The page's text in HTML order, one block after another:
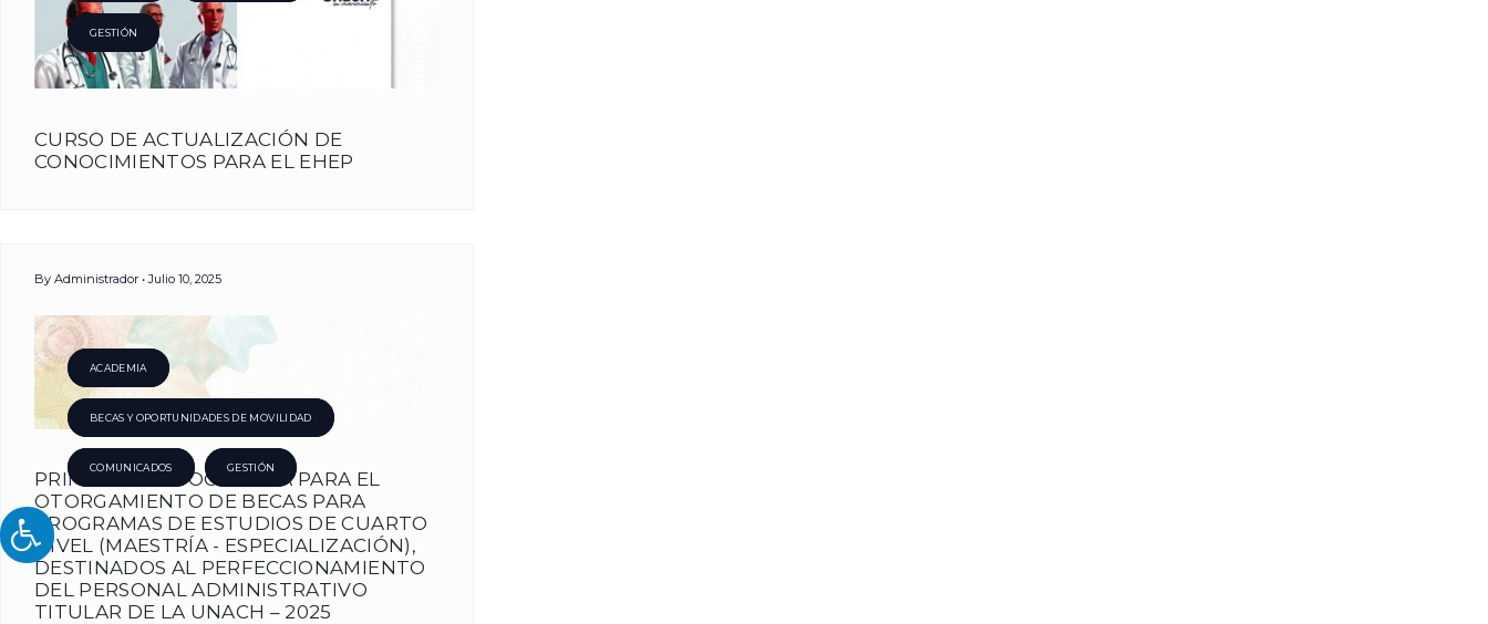
Julio,
2025
GESTIÓN
CURSO DE ACTUALIZACIÓN DE
CONOCIMIENTOS PARA EL EHEP
By Administrador Julio 10, 2025
ACADEMIA
BECAS Y OPORTUNIDADES DE MOVILIDAD
COMUNICADOS GESTIÓN
PRIMERA CONVOCATORIA PARA EL
OTORGAMIENTO DE BECAS PARA
PROGRAMAS DE ESTUDIOS DE CUARTO
NIVEL (MAESTRÍA - ESPECIALIZACIÓN),
DESTINADOS AL PERFECCIONAMIENTO
DEL PERSONAL ADMINISTRATIVO
TITULAR DE LA UNACH – 2025